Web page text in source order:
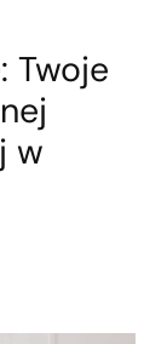
Twoje
w